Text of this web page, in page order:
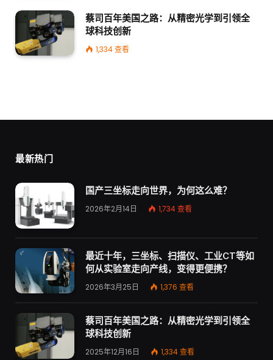
蔡司百年美国之路：从精密光学到引领全
球科技创新
1,334查看
最新热门
国产三坐标走向世界，为何这么难？
2026年2月14日 1,734查看
最近十年，三坐标、扫描仪、工业CT等如
何从实验室走向产线，变得更便携？
2026年3月25日 1,376 查看
蔡司百年美国之路：从精密光学到引领全
球科技创新
2025年12月16日 1,334查看